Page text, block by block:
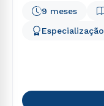
9 meses
Especialização